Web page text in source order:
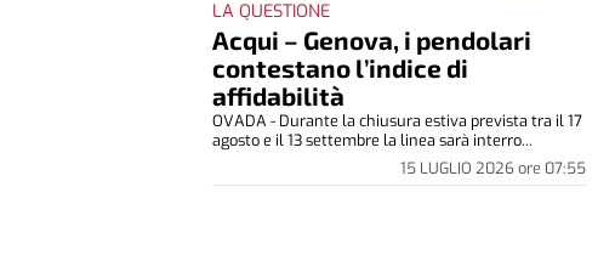
LA QUESTIONE
Acqui – Genova, i pendolari
contestano l’indice di
affidabilità
15 LUGLIO 2026ore 07:55
OVADA - Durante la chiusura estiva prevista tra il 17
agosto e il 13 settembre la linea sarà interro...